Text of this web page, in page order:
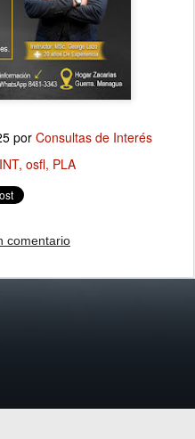
por Consultas de Interés
osfl PLA
comentario